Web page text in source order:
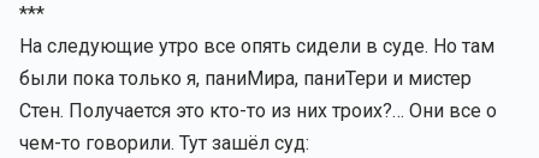
***
На следующие утро все опять сидели в суде. Но там
были пока только я, паниМира, паниТери и мистер
Стен. Получается это кто-то из них троих?… Они все о
чем-то говорили. Тут зашёл суд: